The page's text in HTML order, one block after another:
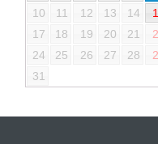
10
11 12 13 14
17
18 19 20 21
24
25 26 27 28
31